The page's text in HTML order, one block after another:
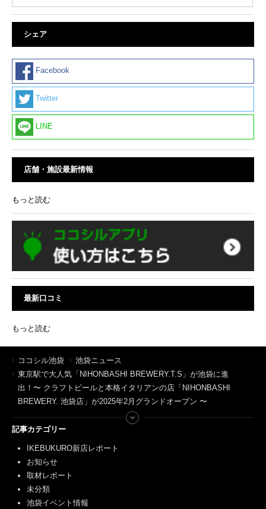
シェア
Facebook
Twitter
LINE
店舗・施設最新情報
もっと読む
最新口コミ
もっと読む
ココシル池袋
池袋ニュース
東京駅で大人気「NIHONBASHI BREWERY.T.S」が池袋に進
出！〜 クラフトビールと本格イタリアンの店「NIHONBASHI
BREWERY. 池袋店」が2025年2月グランドオープン 〜
記事カテゴリー
IKEBUKURO新店レポート
お知らせ
取材レポート
未分類
池袋イベント情報